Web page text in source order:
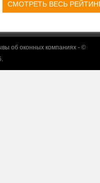
СМОТРЕТЬ ВЕСЬ
об оконных компаниях - ©